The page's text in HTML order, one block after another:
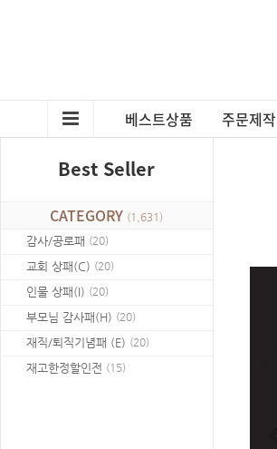
베스트상품 주문제작
Best Seller
CATEGORY (1,631)
감사/공로패 (20)
교회 상패(C) (20)
인물 상패(I) (20)
부모님 감사패(H) (20)
재직/퇴직기념패 (E) (20)
재고한정할인전 (15)